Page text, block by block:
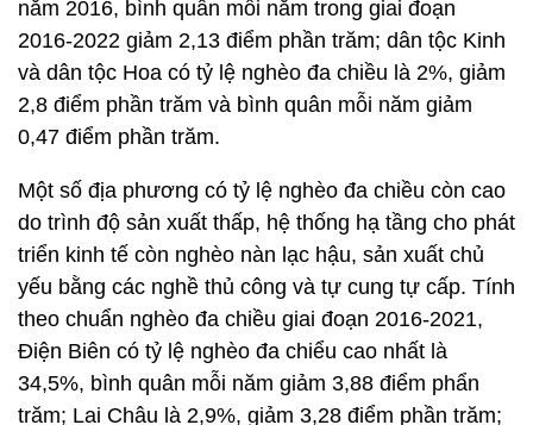
năm 2016, bình quân mỗi năm trong giai đoạn
2016-2022 giảm 2,13 điểm phần trăm; dân tộc Kinh
và dân tộc Hoa có tỷ lệ nghèo đa chiều là 2%, giảm
2,8 điểm phần trăm và bình quân mỗi năm giảm
0,47 điểm phần trăm.
Một số địa phương có tỷ lệ nghèo đa chiều còn cao
do trình độ sản xuất thấp, hệ thống hạ tầng cho phát
triển kinh tế còn nghèo nàn lạc hậu, sản xuất chủ
yếu bằng các nghề thủ công và tự cung tự cấp. Tính
theo chuẩn nghèo đa chiều giai đoạn 2016-2021,
Điện Biên có tỷ lệ nghèo đa chiểu cao nhất là
34,5%, bình quân mỗi năm giảm 3,88 điểm phẩn
trăm; Lai Châu là 2,9%, giảm 3,28 điểm phần trăm;